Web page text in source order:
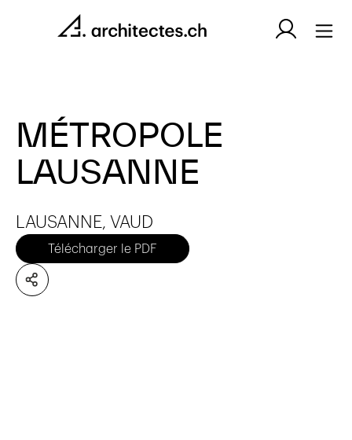
MÉTROPOLE
LAUSANNE
LAUSANNE, VAUD
Télécharger le PDF